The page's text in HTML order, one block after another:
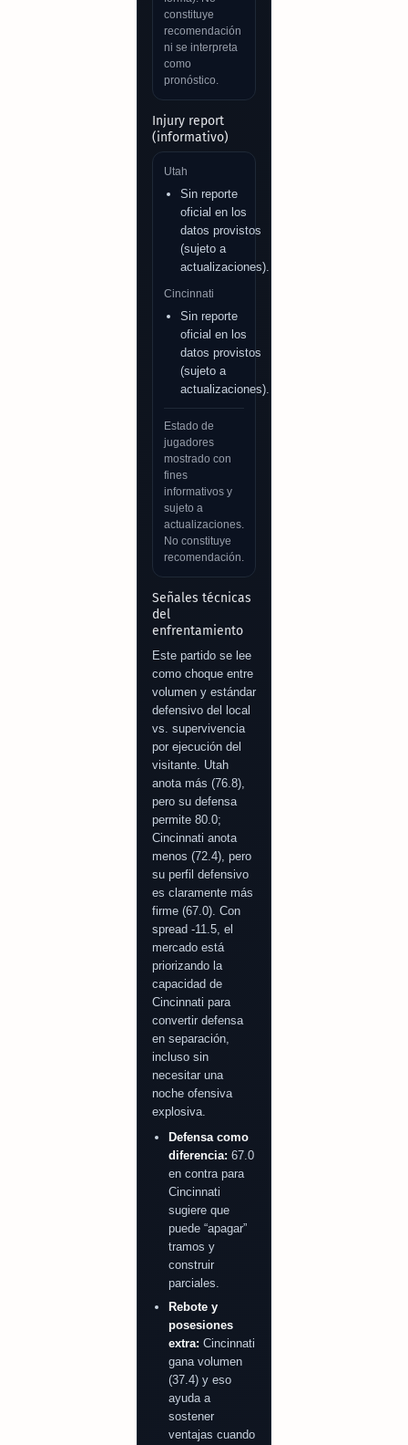
constituye
recomendación
ni se interpreta
como
pronóstico.
Injury report
(informativo)
Utah
Sin reporte
oficial en los
datos provistos
(sujeto a
actualizaciones).
Cincinnati
Sin reporte
oficial en los
datos provistos
(sujeto a
actualizaciones).
Estado de
jugadores
mostrado con
fines
informativos y
sujeto a
actualizaciones.
No constituye
recomendación.
Señales técnicas
del
enfrentamiento
Este partido se lee
como choque entre
volumen y estándar
defensivo del local
vs. supervivencia
por ejecución del
visitante. Utah
anota más (76.8),
pero su defensa
permite 80.0;
Cincinnati anota
menos (72.4), pero
su perfil defensivo
es claramente más
firme (67.0). Con
spread -11.5, el
mercado está
priorizando la
capacidad de
Cincinnati para
convertir defensa
en separación,
incluso sin
necesitar una
noche ofensiva
explosiva.
Defensa como
diferencia: 67.0
en contra para
Cincinnati
sugiere que
puede “apagar”
tramos y
construir
parciales.
Rebote y
posesiones
extra: Cincinnati
gana volumen
(37.4) y eso
ayuda a
sostener
ventajas cuando